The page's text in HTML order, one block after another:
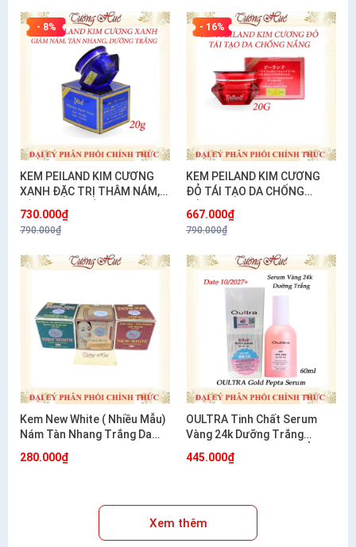
- 8%
KEM PEILAND KIM CƯƠNG
XANH ĐẶC TRỊ THÂM NÁM,
TRẮNG 20G
730.000₫
790.000₫
- 16%
KEM PEILAND KIM CƯƠNG
ĐỎ TÁI TẠO DA CHỐNG
667.000₫
790.000₫
Kem New White ( Nhiều Mẫu)
Nám Tàn Nhang Trắng Da
280.000₫
OULTRA Tinh Chất Serum
Vàng 24k Dưỡng Trắng
Hàn Quốc 60ml
445.000₫
Xem thêm